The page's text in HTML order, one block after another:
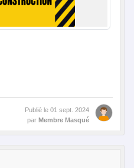
Publié le 01 sept. 2024
par Membre Masqué